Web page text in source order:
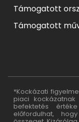
Támogatott
Támogatott
*Kockázati
piaci
befektetés
előfordulhat,